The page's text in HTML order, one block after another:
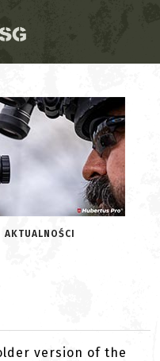
AKTUALNOŚCI
version of the